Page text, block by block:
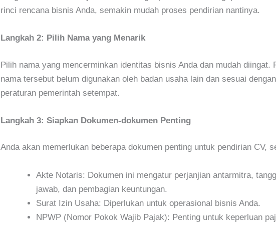
rinci rencana bisnis Anda, semakin mudah proses pendirian nantinya.
Langkah 2: Pilih Nama yang Menarik
Pilih nama yang mencerminkan identitas bisnis Anda dan mudah diingat.
nama tersebut belum digunakan oleh badan usaha lain dan sesuai dengan
peraturan pemerintah setempat.
Langkah 3: Siapkan Dokumen-dokumen Penting
Anda akan memerlukan beberapa dokumen penting untuk pendirian CV,
Akte Notaris: Dokumen ini mengatur perjanjian antarmitra,
jawab, dan pembagian keuntungan.
Surat Izin Usaha: Diperlukan untuk operasional bisnis Anda.
NPWP (Nomor Pokok Wajib Pajak): Penting untuk keperluan